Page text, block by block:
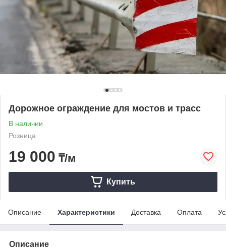
Дорожное ограждение для мостов и трасс
В наличии
Розница
19 000 ₸/м
Купить
Описание Характеристики Доставка Оплата
Описание